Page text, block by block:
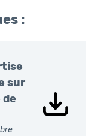
:
sur
de